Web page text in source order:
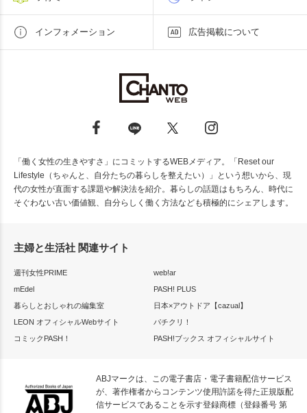
インフォメーション 広告掲載について
「働く女性の生きやすさ」にコミットするWEBメディア。「Reset our
Lifestyle（ちゃんと、自分たちの暮らしを整えたい）」という想いから、現
代の女性が直面する課題や解決法を紹介。暮らしの話題はもちろん、時代に
そぐわない古い価値観、自分らしく働く方法なども積極的にシェアします。
主婦と生活社 関連サイト
週刊女性PRIME
web!ar
mEdel
PASH! PLUS
暮らしとおしゃれの編集室
日本×アウトドア【cazual】
LEON オフィシャルWebサイト
パチクリ！
コミックPASH！
PASH!ブックス オフィシャルサイト
ABJマークは、この電子書店・電子書籍配信サービス
が、著作権者からコンテンツ使用許諾を得た正規版配
信サービスであることを示す登録商標（登録番号 第